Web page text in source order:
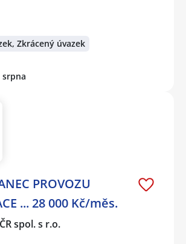
Zkrácený úvazek
srpna
PROVOZU
... 28 000 Kč/měs.
spol. s r.o.